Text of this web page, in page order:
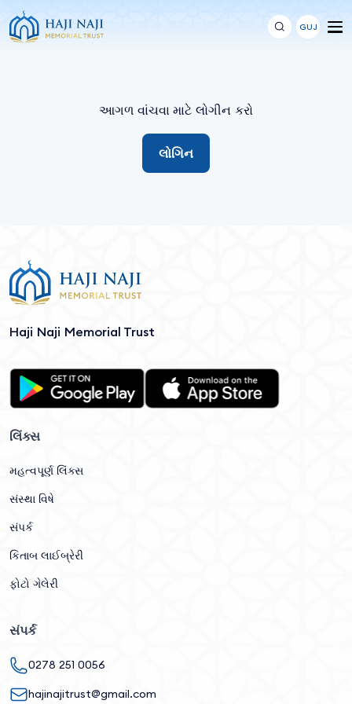
GUJ
આગળ વાંચવા માટે લોગીન કરો
લોગિન
Haji Naji Memorial Trust
લિંક્સ
મહત્વપૂર્ણ લિંક્સ
સંસ્થા વિષે
સંપર્ક
કિતાબ લાઈબ્રેરી
ફોટો ગેલેરી
સંપર્ક
0278 251 0056
hajinajitrust@gmail.com